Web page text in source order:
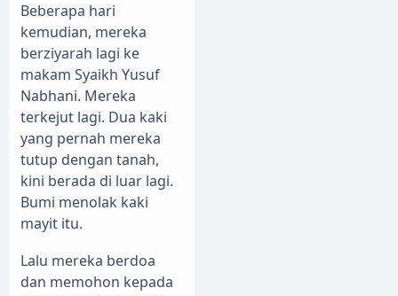
Beberapa hari
kemudian, mereka
berziyarah lagi ke
makam Syaikh Yusuf
Nabhani. Mereka
terkejut lagi. Dua kaki
yang pernah mereka
tutup dengan tanah,
kini berada di luar lagi.
Bumi menolak kaki
mayit itu.
Lalu mereka berdoa
dan memohon kepada